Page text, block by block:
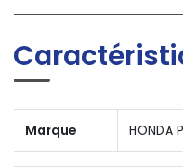
Marque HONDA